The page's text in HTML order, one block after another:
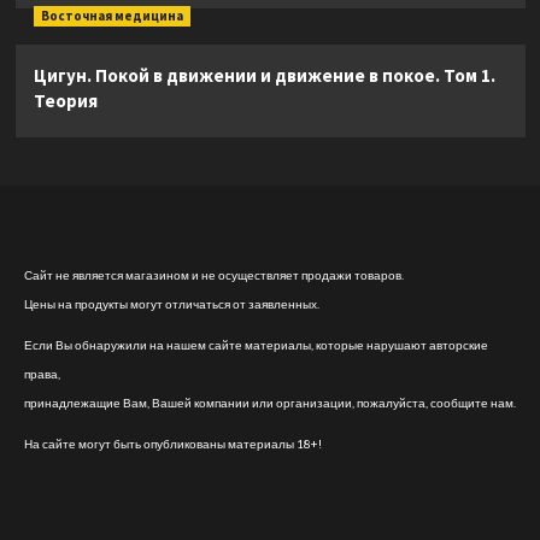
Восточная медицина
Цигун. Покой в движении и движение в покое. Том 1.
Теория
Сайт не является магазином и не осуществляет продажи товаров.
Цены на продукты могут отличаться от заявленных.
Если Вы обнаружили на нашем сайте материалы, которые нарушают авторские
права,
принадлежащие Вам, Вашей компании или организации, пожалуйста, сообщите нам.
На сайте могут быть опубликованы материалы 18+!